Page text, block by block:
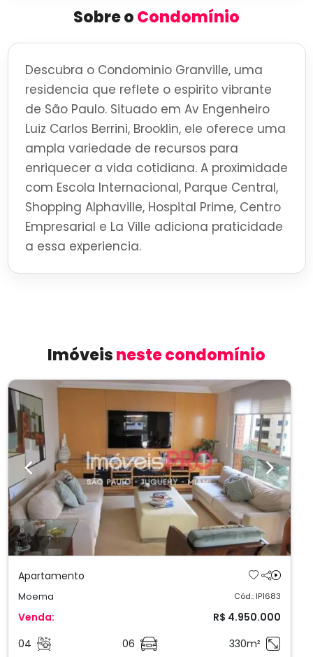
Sobre oCondomínio
Descubra o Condominio Granville, uma
residencia que reflete o espirito vibrante
de São Paulo. Situado em Av Engenheiro
Luiz Carlos Berrini, Brooklin, ele oferece uma
ampla variedade de recursos para
enriquecer a vida cotidiana. A proximidade
com Escola Internacional, Parque Central,
Shopping Alphaville, Hospital Prime, Centro
Empresarial e La Ville adiciona praticidade
a essa experiencia.
Imóveisneste condomínio
Previous Next
Apartamento
Moema Cód.: IP1683
Venda:
R$ 4.950.000
04
06 330m²